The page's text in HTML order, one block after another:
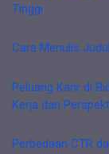
Tinggi
Cara Menulis
Peluang Karir di
Kerja dan
Perbedaan CTR